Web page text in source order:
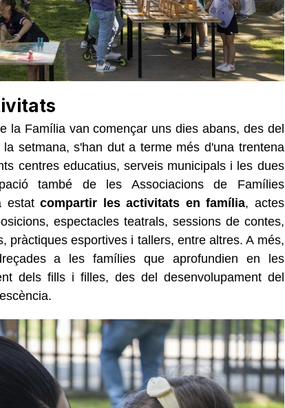
la Família van començar uns dies abans, des del
setmana, s'han dut a terme més d'una trentena
centres educatius, serveis municipals i les dues
també de les Associacions de Famílies
estatcompartir les activitats en família, actes
espectacles teatrals, sessions de contes,
pràctiques esportives i tallers, entre altres. A més,
a les famílies que aprofundien en les
dels fills i filles, des del desenvolupament del